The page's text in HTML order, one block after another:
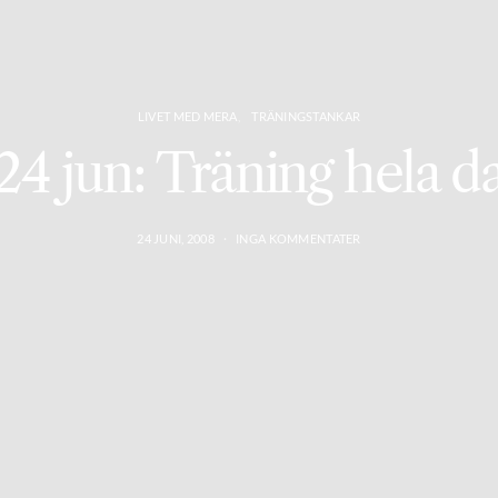
LIVET MED MERA TRÄNINGSTANKAR
jun: Träning hela
24 JUNI, 2008 INGA KOMMENTATER